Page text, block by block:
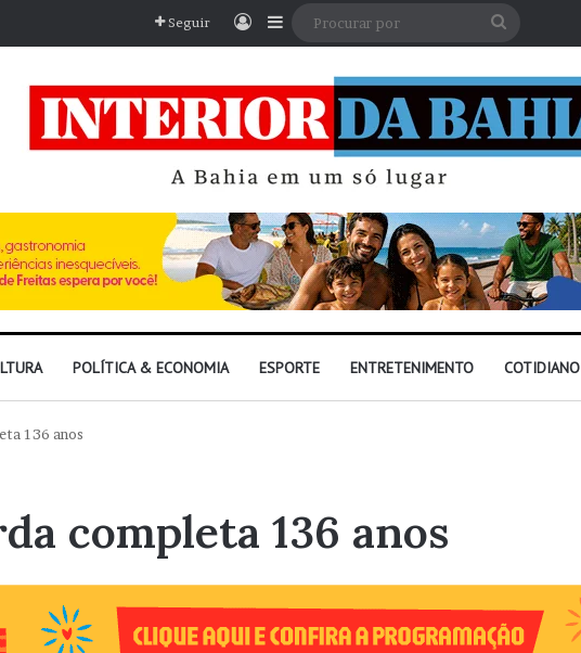
Seguir EntrarBarra Lateral
POLÍTICA & ECONOMIA ESPORTE ENTRETENIMENTO COTIDIANO
136 anos
completa 136 anos